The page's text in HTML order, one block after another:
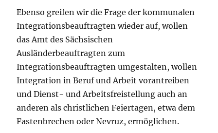
Ebenso greifen wir die Frage der kommunalen
Integrationsbeauftragten wieder auf, wollen
das Amt des Sächsischen
Ausländerbeauftragten zum
Integrationsbeauftragten umgestalten, wollen
Integration in Beruf und Arbeit vorantreiben
und Dienst- und Arbeitsfreistellung auch an
anderen als christlichen Feiertagen, etwa dem
Fastenbrechen oder Nevruz, ermöglichen.